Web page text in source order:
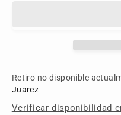
Retiro no disponible
Juarez
Verificar disponibilidad